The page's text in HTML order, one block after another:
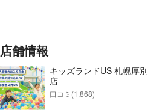
店舗情報
キッズランドUS 札幌厚別
店
口コミ(1,868)